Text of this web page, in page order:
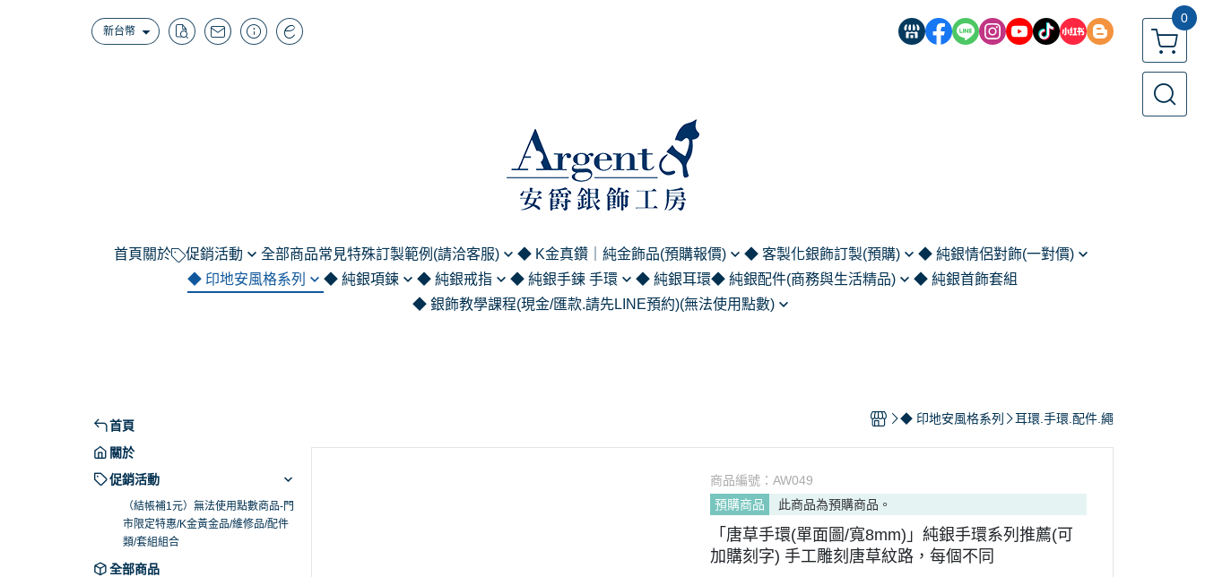
新台幣
0
首頁 關於 促銷活動
（結帳補1元）無法使用點數商
全部商品常見特殊訂製範例(請洽客服)
範例｜名字系列
◆ K金真鑽｜純金飾品(預購報價) ◆ 客製化銀飾訂製(預購)
名字耳環
名字領帶夾｜別針.徽章｜袖扣
名字吊飾
◆ 純銀情侶對飾(一對價)
◆ 印地安風格系列 ◆ 純銀項鍊
圖請選加購品並LINE客服)
牌子系列 (刻字刻圖請選加購品
並LINE客服)
兵器系列
◆ 純銀戒指 ◆ 純銀手鍊 手環 ◆ 純銀耳環◆ 純銀配件(商務與生活精品)
◆ 純銀首飾套組
◆ 銀飾教學課程(現金/匯款.請先LINE預約)(無法使用點數)
首頁
關於
促銷活動
（結帳補1元）無法使用點數商品-門
市限定特惠/K金黃金品/維修品/配件
類/套組組合
全部商品
◆ 印地安風格系列 耳環.手環.配件.繩
商品編號：AW049
預購商品
此商品為預購商品。
「唐草手環(單面圖/寬8mm)」純銀手環系列推薦(可
加購刻字) 手工雕刻唐草紋路，每個不同